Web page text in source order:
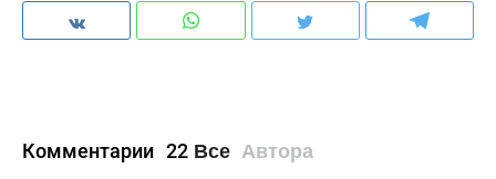
Комментарии 22 Все Автора